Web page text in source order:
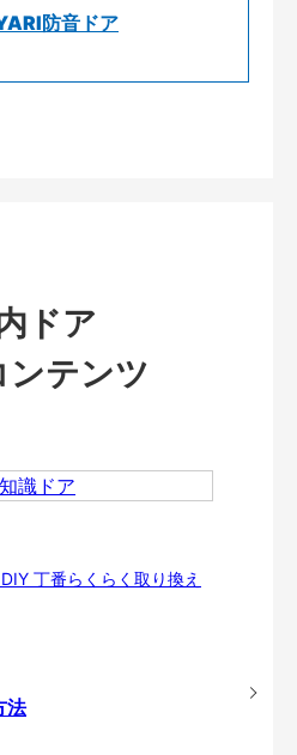
防音ドア
ドア
ンテンツ
法